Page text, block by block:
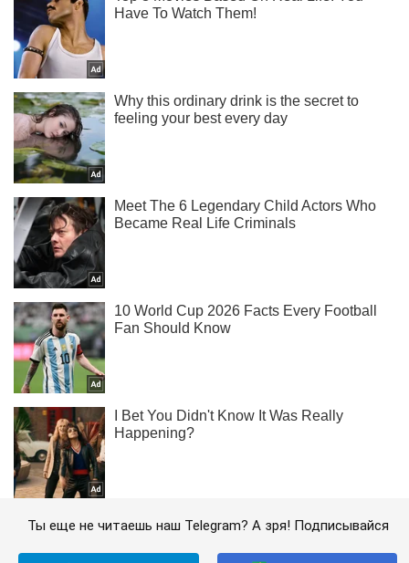
Ты еще не читаешь наш Telegram? А зря! Подписывайся